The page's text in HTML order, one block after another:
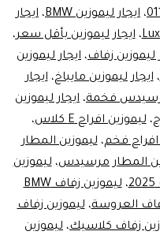
ليموزين
زفاف
مصر:
فخامة
Luxury
Car
تبدأ
من
، ايجار ليموزين BMW ، ايجار
،ايجار ليموزين بأقل سعر،
ليموزين زفاف، ايجار ليموزين
،ايجار ليموزين مايباخ،ايجار
مرسيدس فخمة، ايجار ليموزين
،ليموزين افراح E كلاس
،
افراح فخم،ليموزين المطار
المطار مرسيدس،ليموزين
،
ليموزين زفاف BMW
العروسة،ليموزين زفاف
زفاف كلاسيك، ليموزين